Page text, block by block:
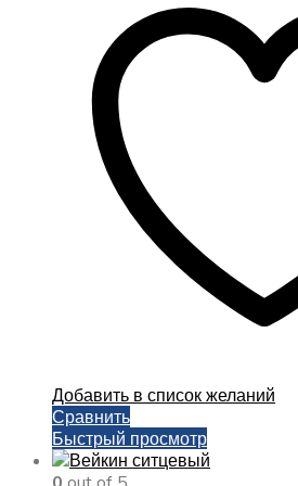
3000,00 ₽
Добавить в список желаний
Сравнить
Быстрый просмотр